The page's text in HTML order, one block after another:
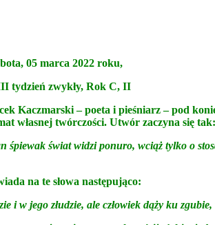
05 marca 2022 roku,
tydzień zwykły, Rok C, II
Kaczmarski – poeta i pieśniarz – pod
własnej twórczości. Utwór zaczyna się tak:
śpiewak świat widzi ponuro, wciąż tylko o
na te słowa następująco:
i w jego złudzie, ale człowiek dąży ku